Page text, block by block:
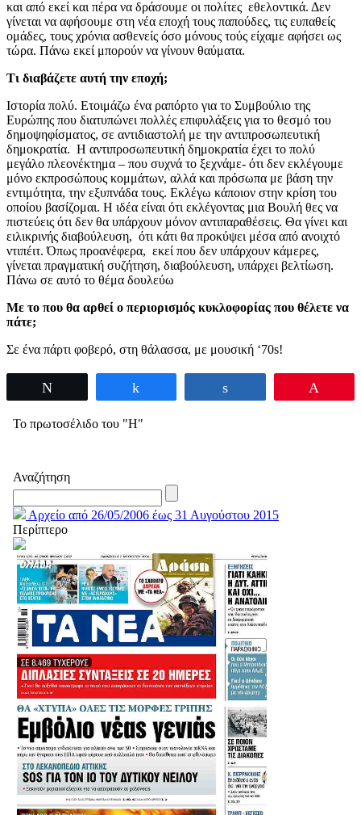
και από εκεί και πέρα να δράσουμε οι πολίτες εθελοντικά. Δεν
γίνεται να αφήσουμε στη νέα εποχή τους παπούδες, τις ευπαθείς
ομάδες, τους χρόνια ασθενείς όσο μόνους τούς είχαμε αφήσει ως
τώρα. Πάνω εκεί μπορούν να γίνουν θαύματα.
Τι διαβάζετε αυτή την εποχή;
Ιστορία πολύ. Ετοιμάζω ένα ραπόρτο για το Συμβούλιο της
Ευρώπης που διατυπώνει πολλές επιφυλάξεις για το θεσμό του
δημοψηφίσματος, σε αντιδιαστολή με την αντιπροσωπευτική
δημοκρατία. Η αντιπροσωπευτική δημοκρατία έχει το πολύ
μεγάλο πλεονέκτημα – που συχνά το ξεχνάμε- ότι δεν εκλέγουμε
μόνο εκπροσώπους κομμάτων, αλλά και πρόσωπα με βάση την
εντιμότητα, την εξυπνάδα τους. Εκλέγω κάποιον στην κρίση του
οποίου βασίζομαι. Η ιδέα είναι ότι εκλέγοντας μια Βουλή θες να
πιστεύεις ότι δεν θα υπάρχουν μόνον αντιπαραθέσεις. Θα γίνει και
ειλικρινής διαβούλευση, ότι κάτι θα προκύψει μέσα από ανοιχτό
ντιπέιτ. Όπως προανέφερα, εκεί που δεν υπάρχουν κάμερες,
γίνεται πραγματική συζήτηση, διαβούλευση, υπάρχει βελτίωση.
Πάνω σε αυτό το θέμα δουλεύω
Με το που θα αρθεί ο περιορισμός κυκλοφορίας που θέλετε να
πάτε;
Σε ένα πάρτι φοβερό, στη θάλασσα, με μουσική ‘70s!
Το πρωτοσέλιδο του "Η"
Αναζήτηση
Αρχείο από 26/05/2006 έως 31 Αυγούστου 2015
Περίπτερο